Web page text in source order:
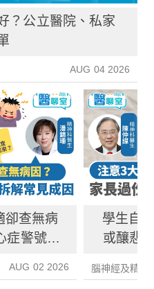
？公立醫院、私家
AUG 04 2026
卻查無病
症警號拆
AUG 02 2026
學生自
或釀悲
腦神經及精神